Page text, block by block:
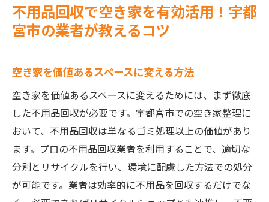
不用品回収で空き家を有効活用！宇都
宮市の業者が教えるコツ
空き家を価値あるスペースに変える方法
空き家を価値あるスペースに変えるためには、まず徹底
した不用品回収が必要です。宇都宮市での空き家整理に
おいて、不用品回収は単なるゴミ処理以上の価値があり
ます。プロの不用品回収業者を利用することで、適切な
分別とリサイクルを行い、環境に配慮した方法での処分
が可能です。業者は効率的に不用品を回収するだけでな